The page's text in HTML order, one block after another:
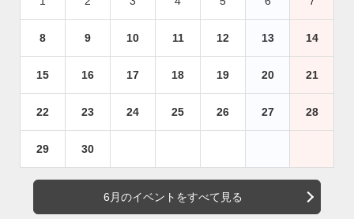
8 9 10 11 12 13 14
15 16 17 18 19 20 21
22 23 24 25 26 27 28
29 30
6月のイベントをすべて見る